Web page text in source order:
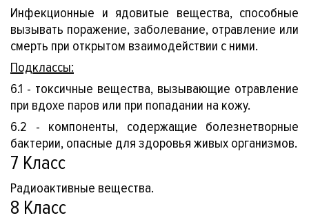
Инфекционные и ядовитые вещества, способные
вызывать поражение, заболевание, отравление или
смерть при открытом взаимодействии с ними.
Подклассы:
6.1 - токсичные вещества, вызывающие отравление
при вдохе паров или при попадании на кожу.
6.2 - компоненты, содержащие болезнетворные
бактерии, опасные для здоровья живых организмов.
7 Класс
Радиоактивные вещества.
8 Класс